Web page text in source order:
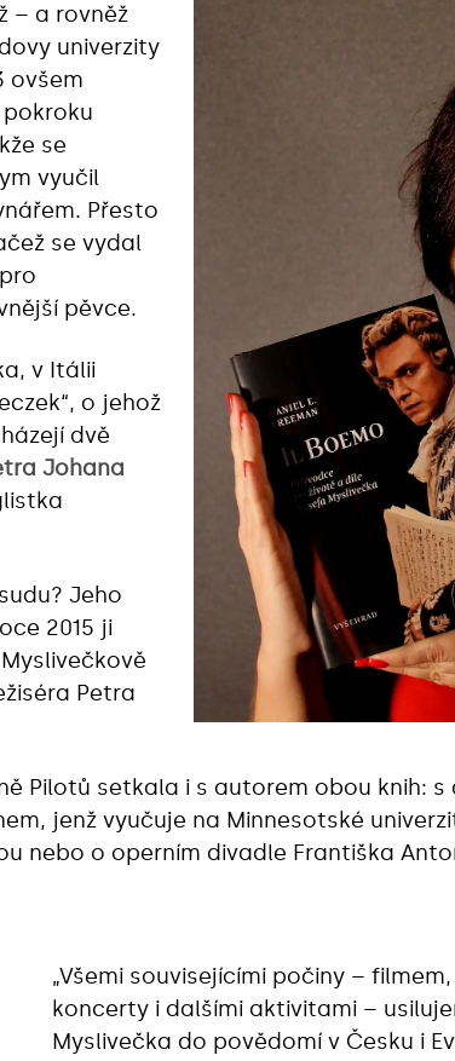
– a rovněž
univerzity
ovšem
se
vyučil
Přesto
se vydal
pěvce.
v Itálii
o jehož
dvě
Johana
Jeho
2015 ji
Petra
Pilotů setkala i s autorem obou knih:
jenž vyučuje na Minnesotské
nebo o operním divadle Františka
„Všemi souvisejícími počiny –
koncerty i dalšími aktivitami –
Myslivečka do povědomí v Česku i